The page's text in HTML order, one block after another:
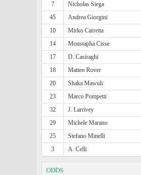
7 Nicholas Siega
45
Andrea Giorgini
10
Mirko Carretta
14
Moustapha Cisse
17
D. Casiraghi
18
Matteo Rover
20
Shaka Mawuli
23
Marco Pompetti
32
J. Larrivey
29
Michele Marano
25
Stefano Minelli
3
A. Celli
ODDS